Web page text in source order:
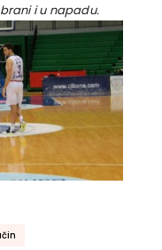
i u napadu.